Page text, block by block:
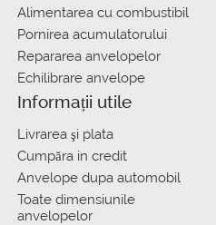
Alimentarea cu combustibil
Pornirea acumulatorului
Repararea anvelopelor
Echilibrare anvelope
Informații utile
Livrarea şi plata
Сumpăra in credit
Anvelope dupa automobil
Toate dimensiunile
anvelopelor